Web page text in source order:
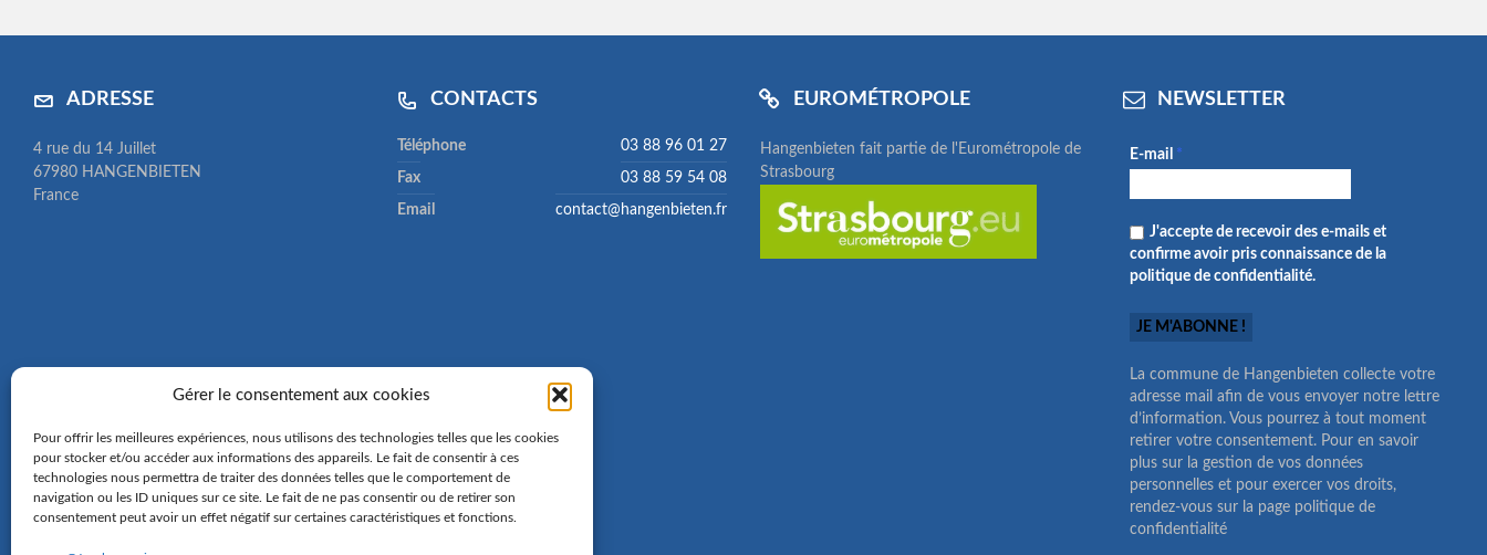
Gérer le consentement aux cookies
Pour offrir les meilleures expériences, nous utilisons des technologies telles que les cookies
pour stocker et/ou accéder aux informations des appareils. Le fait de consentir à ces
technologies nous permettra de traiter des données telles que le comportement de
navigation ou les ID uniques sur ce site. Le fait de ne pas consentir ou de retirer son
consentement peut avoir un effet négatif sur certaines caractéristiques et fonctions.
ADRESSE
4 rue du 14 Juillet
67980 HANGENBIETEN
France
CONTACTS
Téléphone 03 88 96 01 27
Fax 03 88 59 54 08
Email contact@hangenbieten.fr
EUROMÉTROPOLE
Hangenbieten fait partie de l'Eurométropole de
Strasbourg
NEWSLETTER
E-mail *
J'accepte de recevoir des e-mails et
confirme avoir pris connaissance de la
politique de confidentialité.
La commune de Hangenbieten collecte votre
adresse mail afin de vous envoyer notre lettre
d’information. Vous pourrez à tout moment
retirer votre consentement. Pour en savoir
plus sur la gestion de vos données
personnelles et pour exercer vos droits,
rendez-vous sur la page politique de
confidentialité